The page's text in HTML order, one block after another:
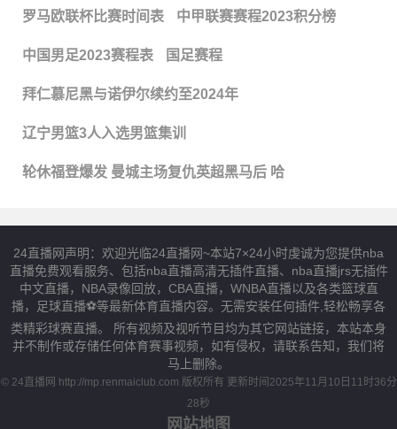
罗马欧联杯比赛时间表 中甲联赛赛程2023积分榜
中国男足2023赛程表 国足赛程
拜仁慕尼黑与诺伊尔续约至2024年
辽宁男篮3人入选男篮集训
轮休福登爆发 曼城主场复仇英超黑马后 哈
24直播网声明：欢迎光临24直播网~本站7×24小时虔诚为您提供nba
直播免费观看服务、包括nba直播高清无插件直播、nba直播jrs无插件
中文直播，NBA录像回放，CBA直播，WNBA直播以及各类篮球直
播，足球直播⚽️等最新体育直播内容。无需安装任何插件,轻松畅享各
类精彩球赛直播。 所有视频及视听节目均为其它网站链接，本站本身
并不制作或存储任何体育赛事视频，如有侵权，请联系告知，我们将
马上删除。
© 24直播网 http://mp.renmaiclub.com 版权所有 更新时间2025年11月10日11时36分
28秒
网站地图